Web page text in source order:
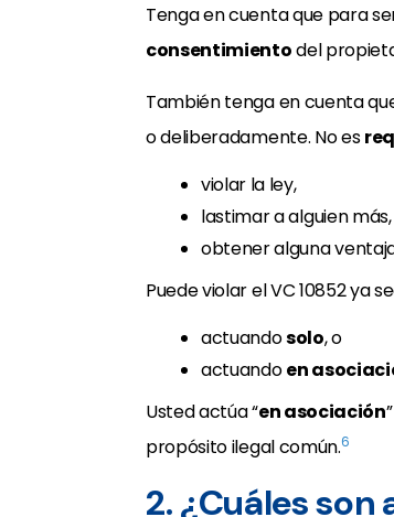
Tenga en cuenta que para
consentimientodel
También tenga en cuenta
o deliberadamente. No es
violar la ley,
lastimar a alguien
obtener alguna
Puede violar el VC 10852 ya
actuandosolo, o
actuandoen
Usted actúa “en asociación
propósito ilegal común.6
2. ¿Cuáles